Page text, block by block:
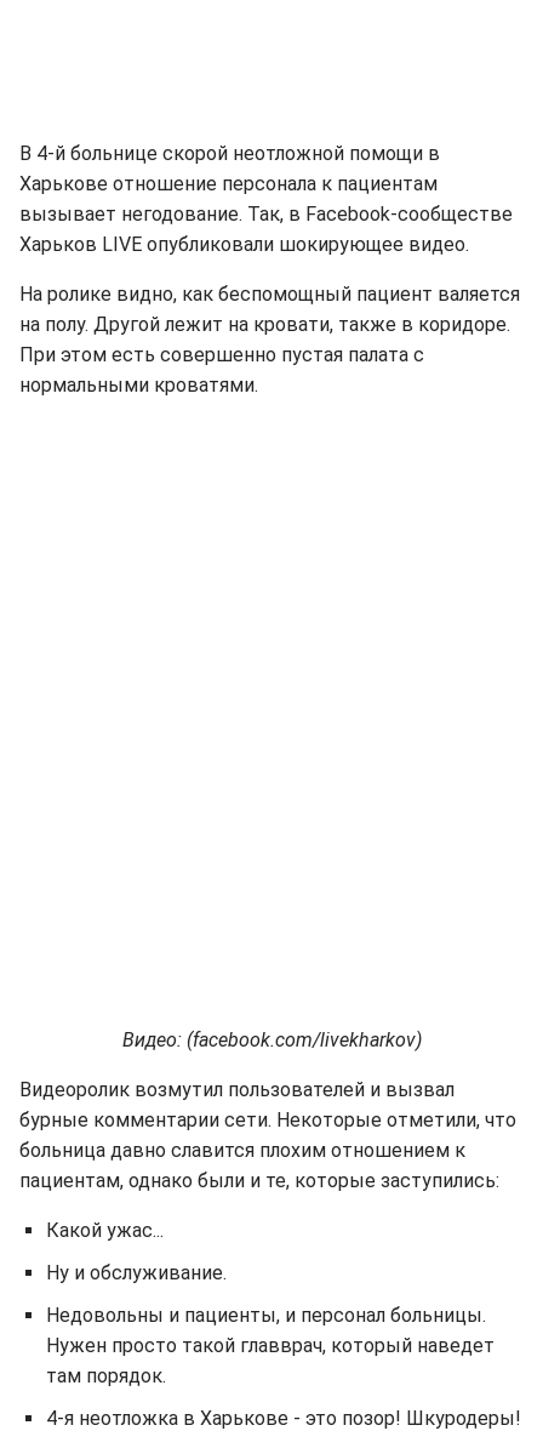
В 4-й больнице скорой неотложной помощи в
Харькове отношение персонала к пациентам
вызывает негодование. Так, в Facebook-сообществе
Харьков LIVE опубликовали шокирующее видео.
На ролике видно, как беспомощный пациент валяется
на полу. Другой лежит на кровати, также в коридоре.
При этом есть совершенно пустая палата с
нормальными кроватями.
Видео: (facebook.com/livekharkov)
Видеоролик возмутил пользователей и вызвал
бурные комментарии сети. Некоторые отметили, что
больница давно славится плохим отношением к
пациентам, однако были и те, которые заступились:
Какой ужас...
Ну и обслуживание.
Недовольны и пациенты, и персонал больницы.
Нужен просто такой главврач, который наведет
там порядок.
4-я неотложка в Харькове - это позор! Шкуродеры!